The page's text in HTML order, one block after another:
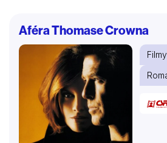
Aféra Thomase Crowna
Filmy